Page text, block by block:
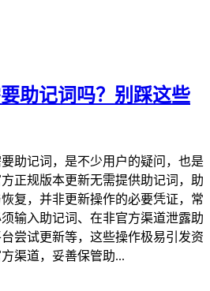
助记词吗？别踩这些
助记词，是不少用户的疑问，也是
正规版本更新无需提供助记词，助
复，并非更新操作的必要凭证，常
输入助记词、在非官方渠道泄露助
尝试更新等，这些操作极易引发资
渠道，妥善保管助...